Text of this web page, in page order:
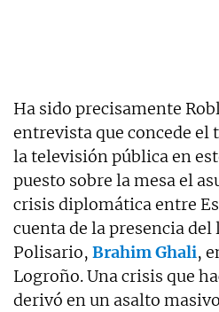
Ha sido precisamente
entrevista que concede el
la televisión pública en
puesto sobre la mesa el
crisis diplomática entre
cuenta de la presencia
Polisario, Brahim Ghali,
Logroño. Una crisis que
derivó en un asalto